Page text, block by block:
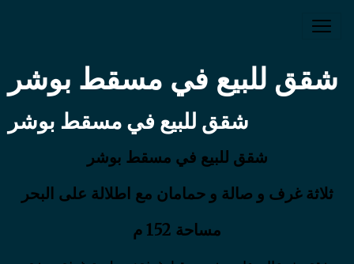
شقق للبيع في مسقط بوشر
شقق للبيع في مسقط بوشر
شقق للبيع في مسقط بوشر
ثلاثة غرف و صالة و حمامان مع اطلالة على البحر
مساحة 152 م